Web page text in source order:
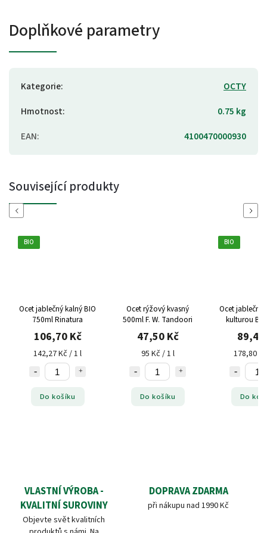
Doplňkové parametry
Kategorie:
OCTY
Hmotnost:
0.75 kg
EAN: 4100470000930
Související produkty
Previous
BIO
Ocet jablečný kalný BIO
750ml Rinatura
106,70 Kč
142,27 Kč / 1 l
Do košíku
Ocet rýžový kvasný
500ml F. W. Tandoori
47,50 Kč
95 Kč / 1 l
Do košíku
BIO
Ocet jablečný
kulturou
89,40
178,80
Do
Next
VLASTNÍ VÝROBA -
KVALITNÍ SUROVINY
Objevte svět kvalitních
DOPRAVA ZDARMA
při nákupu nad 1990 Kč